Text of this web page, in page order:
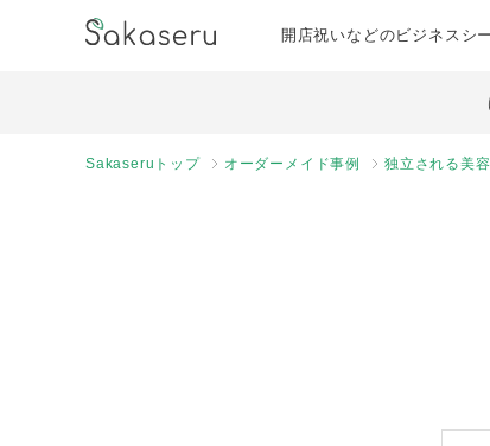
開店祝いなどのビジネスシ
Sakaseruトップ オーダーメイド事例 独立される美